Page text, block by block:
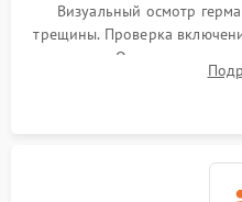
Визуальный осмотр
трещины. Проверка
зарядки. Оценка вывода
проверка базовых